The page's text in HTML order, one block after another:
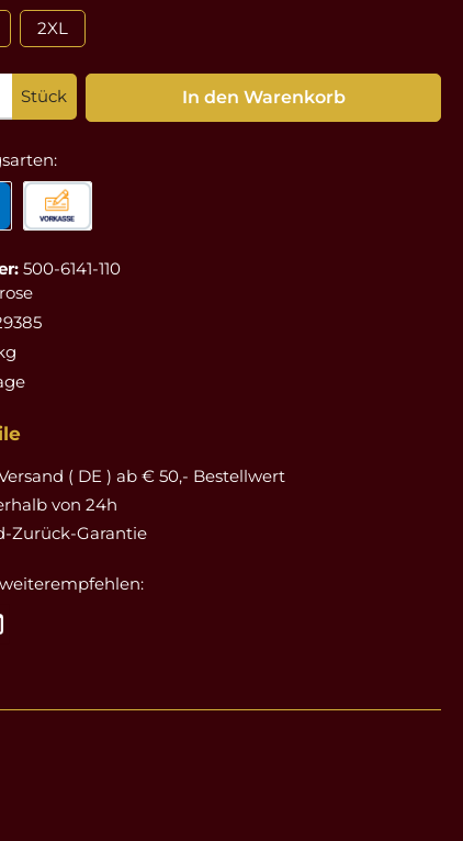
2XL
den gewünschten Wert ein oder benutze die Schaltflächen um die
Stück In den Warenkorb
500-6141-110
( DE ) ab € 50,- Bestellwert
von 24h
Zurück-Garantie